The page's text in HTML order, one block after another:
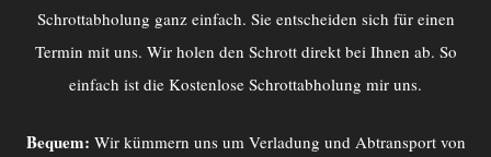
Schrottabholung ganz einfach. Sie entscheiden sich für einen
Termin mit uns. Wir holen den Schrott direkt bei Ihnen ab. So
einfach ist die Kostenlose Schrottabholung mir uns.
Bequem: Wir kümmern uns um Verladung und Abtransport von